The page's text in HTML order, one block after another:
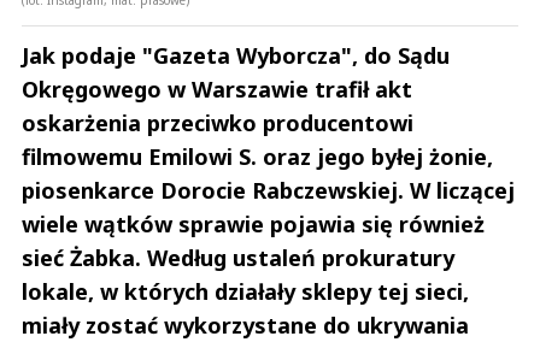
Jak podaje "Gazeta Wyborcza", do Sądu
Okręgowego w Warszawie trafił akt
oskarżenia przeciwko producentowi
filmowemu Emilowi S. oraz jego byłej żonie,
piosenkarce Dorocie Rabczewskiej. W liczącej
wiele wątków sprawie pojawia się również
sieć Żabka. Według ustaleń prokuratury
lokale, w których działały sklepy tej sieci,
miały zostać wykorzystane do ukrywania